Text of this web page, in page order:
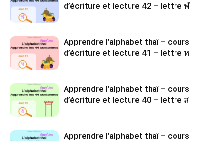
d’écriture et lecture 42 – lettre ฬ
Apprendre l’alphabet thaï – cours
d’écriture et lecture 41 – lettre ห
Apprendre l’alphabet thaï – cours
d’écriture et lecture 40 – lettre ส
Apprendre l’alphabet thaï – cours